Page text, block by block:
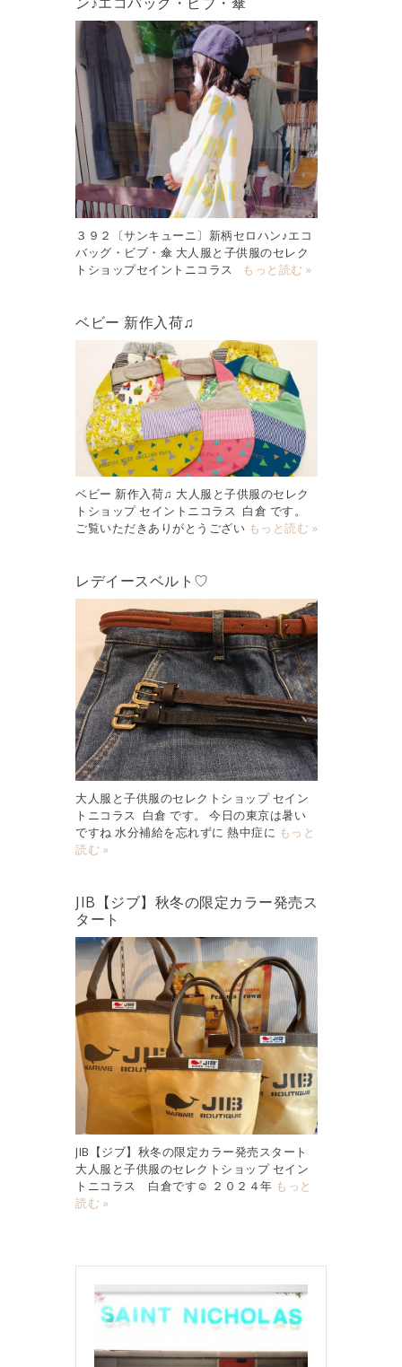
３９２〔サンキューニ〕新柄セロハン♪エコ
バッグ・ビブ・傘 大人服と子供服のセレク
トショップセイントニコラス
もっと読む »
ベビー 新作入荷♫
ベビー 新作入荷♫ 大人服と子供服のセレク
トショップ セイントニコラス 白倉 です。
ご覧いただきありがとうござい もっと読む »
レデイースベルト♡
大人服と子供服のセレクトショップ セイン
トニコラス 白倉 です。 今日の東京は暑い
ですね 水分補給を忘れずに 熱中症に もっと
読む »
JIB【ジブ】秋冬の限定カラー発売ス
タート
JIB【ジブ】秋冬の限定カラー発売スタート
大人服と子供服のセレクトショップ セイン
トニコラス 白倉です☺︎ ２０２４年 もっと
読む »